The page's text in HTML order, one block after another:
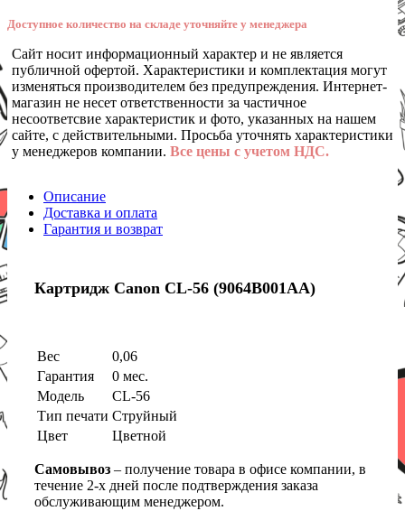
Доступное количество на складе уточняйте у менеджера
Сайт носит информационный характер и не является
публичной офертой. Характеристики и комплектация могут
изменяться производителем без предупреждения. Интернет-
магазин не несет ответственности за частичное
несоответсвие характеристик и фото, указанных на нашем
сайте, с действительными. Просьба уточнять характеристики
у менеджеров компании. Все цены с учетом НДС.
Описание
Доставка и оплата
Гарантия и возврат
Картридж Canon CL-56 (9064B001AA)
Вес
0,06
Гарантия
0 мес.
Модель
CL-56
Тип печати Струйный
Цвет
Цветной
Самовывоз – получение товара в офисе компании, в
течение 2-х дней после подтверждения заказа
обслуживающим менеджером.